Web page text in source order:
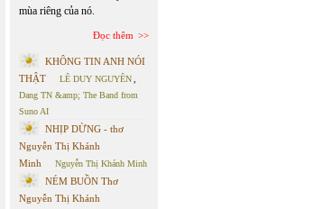
mùa riêng của nó.
Đọc thêm
KHÔNG TIN ANH NÓI
THẬT
LÊ DUY NGUYÊN
Dang TN &amp; The Band from
Suno AI
NHỊP DỪNG - thơ
Nguyễn Thị Khánh
Minh
Nguyễn Thị Khánh Minh
NÉM BUỒN Thơ
Nguyễn Thị Khánh